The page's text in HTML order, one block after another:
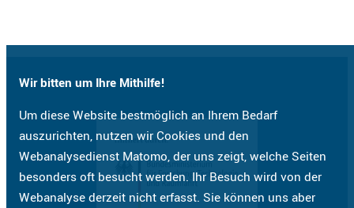
Wir bitten um Ihre Mithilfe!
Um diese Website bestmöglich an Ihrem Bedarf
auszurichten, nutzen wir Cookies und den
Webanalysedienst Matomo, der uns zeigt, welche Seiten
besonders oft besucht werden. Ihr Besuch wird von der
Webanalyse derzeit nicht erfasst. Sie können uns aber